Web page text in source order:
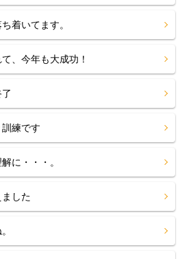
着いてます。
、今年も大成功！
練です
に・・・。
した